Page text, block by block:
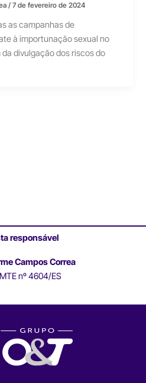
/7 de fevereiro de 2024
as campanhas de
à importunação sexual no
divulgação dos riscos do
responsável
Campos Correa
nº 4604/ES